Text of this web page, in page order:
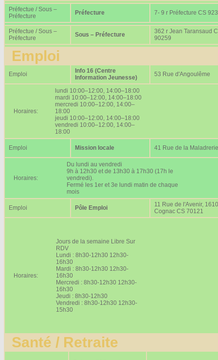
Préfectue / Sous –
Préfecture
Préfecture 7- 9 r Préfecture CS
Préfectue / Sous –
Préfecture
Sous – Préfecture
362 r Jean Taransaud
90259
Emploi
Emploi
Info 16 (Centre
Information Jeunesse)
53 Rue d'Angoulême
Horaires:
lundi 10:00–12:00, 14:00–18:00
mardi 10:00–12:00, 14:00–18:00
mercredi 10:00–12:00, 14:00–
18:00
jeudi 10:00–12:00, 14:00–18:00
vendredi 10:00–12:00, 14:00–
18:00
Emploi Mission locale 41 Rue de la Maladrerie
Horaires:
Du lundi au vendredi
9h à 12h30 et de 13h30 à 17h30 (17h le
vendredi).
Fermé les 1er et 3e lundi matin de chaque
mois
Emploi Pôle Emploi
11 Rue de l'Avenir,
Cognac CS 70121
Horaires:
Jours de la semaine Libre Sur
RDV
Lundi : 8h30-12h30 12h30-
16h30
Mardi : 8h30-12h30 12h30-
16h30
Mercredi : 8h30-12h30 12h30-
16h30
Jeudi : 8h30-12h30
Vendredi : 8h30-12h30 12h30-
15h30
Santé / Retraite